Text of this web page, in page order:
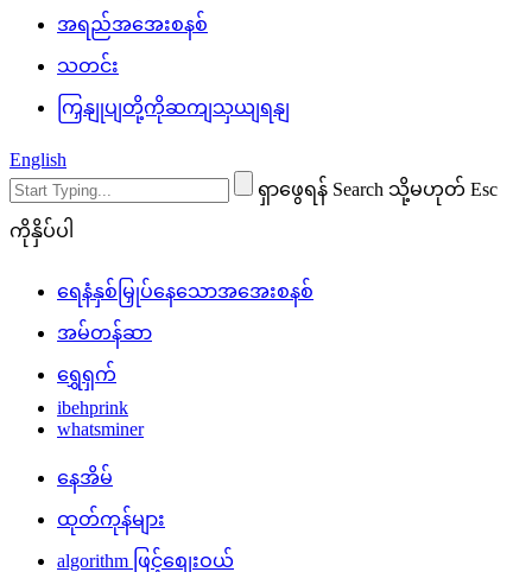
အရည်အအေးစနစ်
သတင်း
ကြှနျုပျတို့ကိုဆကျသှယျရနျ
English
ရှာဖွေရန် Search သို့မဟုတ် Esc
ကိုနှိပ်ပါ
ရေနံနှစ်မြှုပ်နေသောအအေးစနစ်
အမ်တန်ဆာ
ရွှေရှက်
ibehprink
whatsminer
နေအိမ်
ထုတ်ကုန်များ
algorithm ဖြင့်စျေးဝယ်